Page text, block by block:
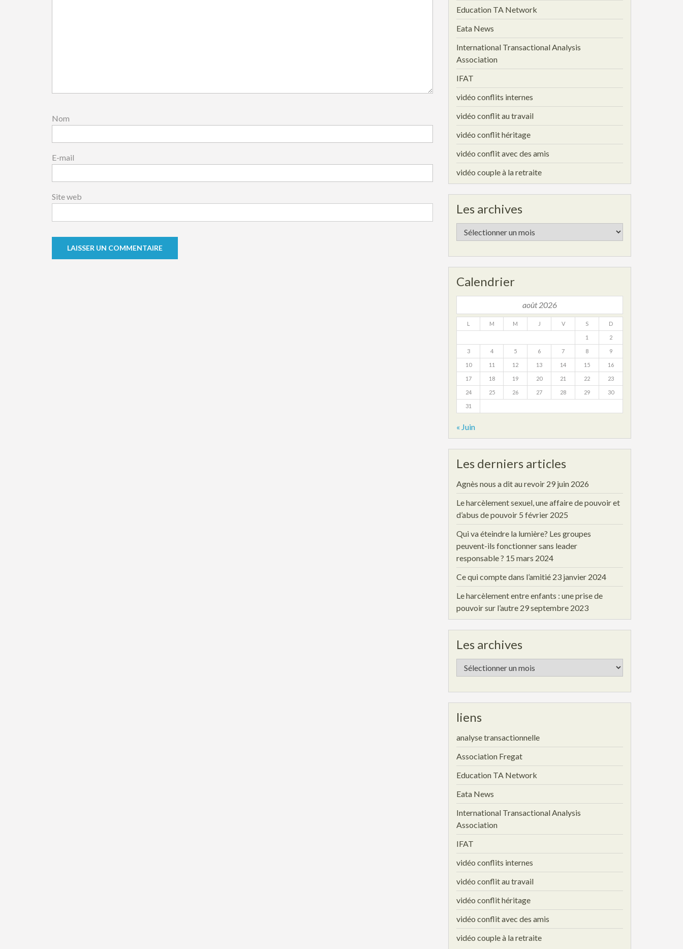
Nom
E-mail
Site web
Education TA Network
Eata News
International Transactional Analysis
Association
IFAT
vidéo conflits internes
vidéo conflit au travail
vidéo conflit héritage
vidéo conflit avec des amis
vidéo couple à la retraite
Les archives
Les
archives
Calendrier
août 2026
L M M J V S D
1 2
3 4 5 6 7 8 9
10 11 12 13 14 15 16
17 18 19 20 21 22 23
24 25 26 27 28 29 30
31
« Juin
Les derniers articles
Agnès nous a dit au revoir 29 juin 2026
Le harcèlement sexuel, une affaire de pouvoir et
d’abus de pouvoir 5 février 2025
Qui va éteindre la lumière? Les groupes
peuvent-ils fonctionner sans leader
responsable ? 15 mars 2024
Ce qui compte dans l’amitié 23 janvier 2024
Le harcèlement entre enfants : une prise de
pouvoir sur l’autre 29 septembre 2023
Les archives
Les
archives
liens
analyse transactionnelle
Association Fregat
Education TA Network
Eata News
International Transactional Analysis
Association
IFAT
vidéo conflits internes
vidéo conflit au travail
vidéo conflit héritage
vidéo conflit avec des amis
vidéo couple à la retraite